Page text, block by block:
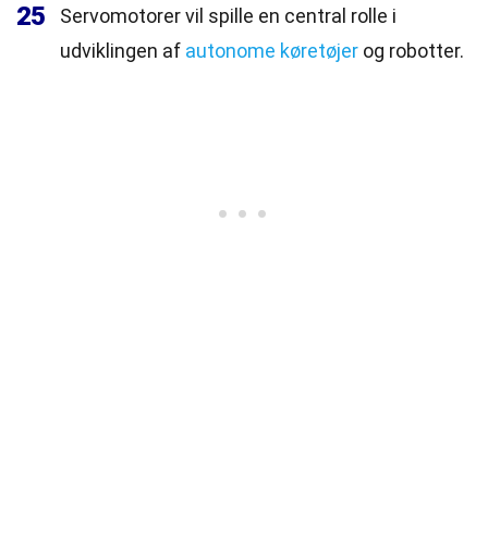
25
Servomotorer vil spille en central rolle i
udviklingen af autonome køretøjer og robotter.